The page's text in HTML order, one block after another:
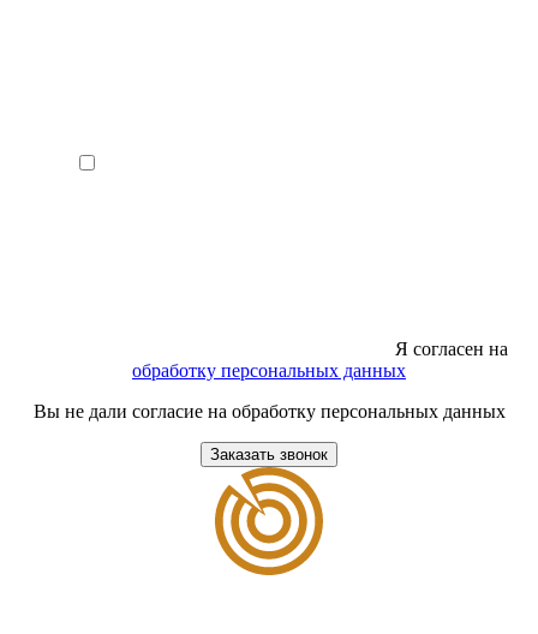
Я согласен на
обработку персональных данных
Вы не дали согласие на обработку персональных данных
Заказать звонок